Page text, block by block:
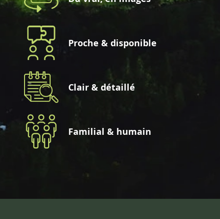
Proche & disponible
Clair & détaillé
Familial & humain